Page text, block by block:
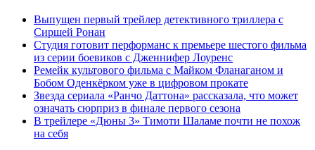
Выпущен первый трейлер детективного триллера с
Сиршей Ронан
Студия готовит перформанс к премьере шестого фильма
из серии боевиков с Дженнифер Лоуренс
Ремейк культового фильма с Майком Фланаганом и
Бобом Оденкёрком уже в цифровом прокате
Звезда сериала «Ранчо Даттона» рассказала, что может
означать сюрприз в финале первого сезона
В трейлере «Дюны 3» Тимоти Шаламе почти не похож
на себя